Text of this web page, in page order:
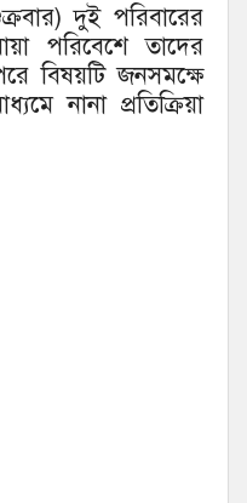
দুই পরিবারের
পরিবেশে তাদের
বিষয়টি জনসমক্ষে
নানা প্রতিক্রিয়া